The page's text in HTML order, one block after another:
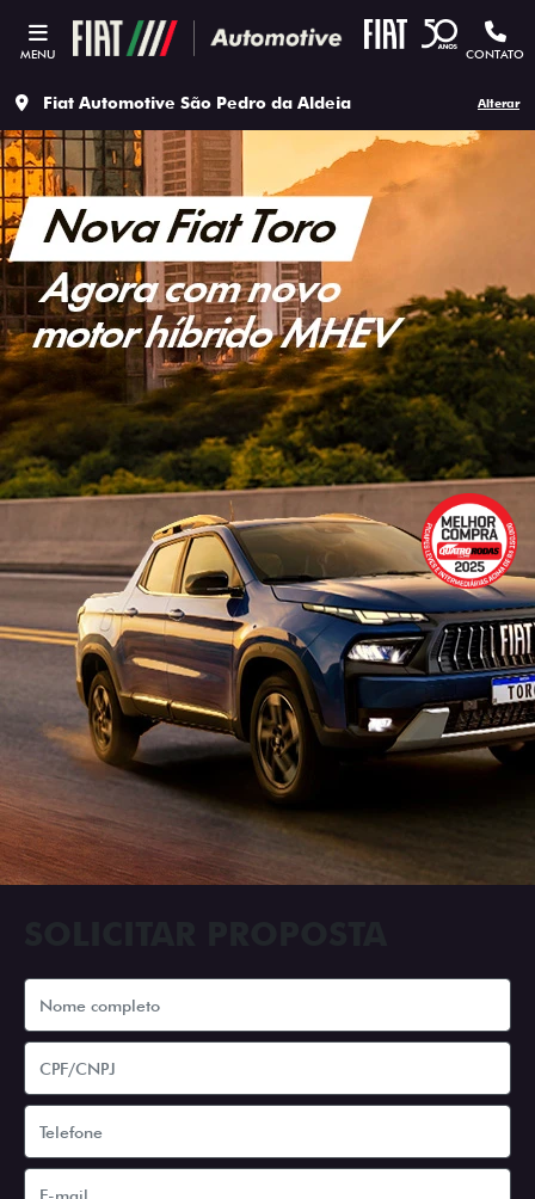
MENU CONTATO
Fiat Automotive São Pedro da Aldeia Alterar